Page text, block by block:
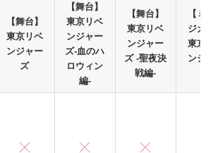
【舞台】
東京リベ
ンジャー
ズ
【舞台】
東京リベ
ンジャー
ズ-血のハ
ロウィン
編-
【舞台】
東京リベ
ンジャー
ズ -聖夜決
戦編-
【ミ
ジカ
東京
ンジ